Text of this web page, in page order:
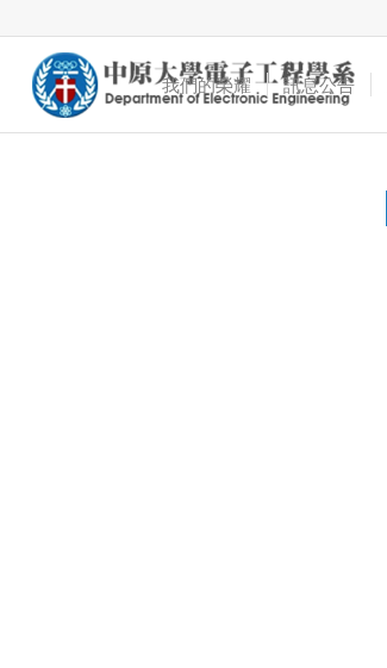
我們的榮耀 訊息公告